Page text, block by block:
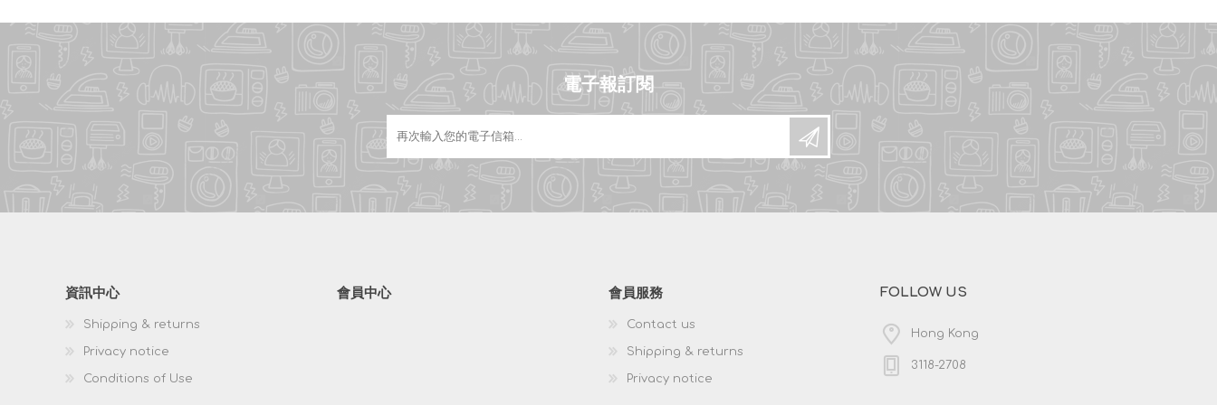
電子報訂閱
資訊中心
Shipping & returns
Privacy notice
Conditions of Use
會員中心 會員服務
Contact us
Shipping & returns
Privacy notice
FOLLOW US
Hong Kong
3118-2708